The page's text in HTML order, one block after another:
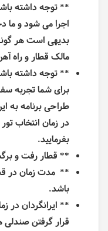
** توجه داشته
اجرا می شود و ما
بدیهی است هر
مالک قطار و راه
** توجه داشته
برای شما تجربه
طراحی برنامه به
در زمان انتخاب
بفرمایید.
** قطار رفت و
باشد.
** ایرانگردان در
قرار گرفتن صندلی